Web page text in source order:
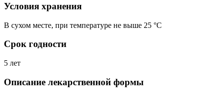
Условия хранения
В сухом месте, при температуре не выше 25 °C
Срок годности
5 лет
Описание лекарственной формы